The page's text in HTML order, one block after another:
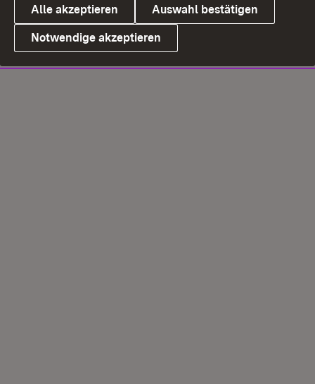
Alle akzeptieren Auswahl bestätigen
Notwendige akzeptieren